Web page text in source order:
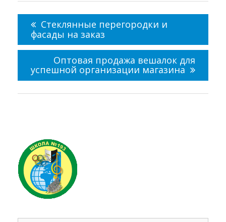
записям
Стеклянные перегородки и
фасады на заказ
Оптовая продажа вешалок для
успешной организации магазина